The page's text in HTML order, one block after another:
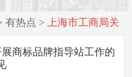
有热点 > 上海市工商局关
工作的意见
商标品牌指导站工作的